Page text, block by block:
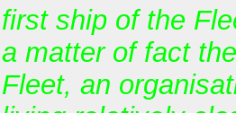
first ship of the
a matter of fact
Fleet, an